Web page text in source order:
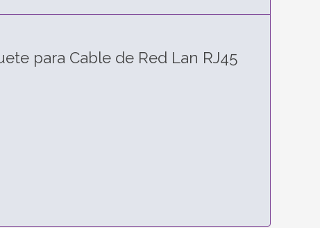
para Cable de Red Lan RJ45